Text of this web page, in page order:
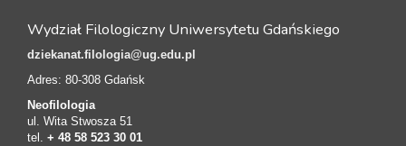
Wydział Filologiczny Uniwersytetu Gdańskiego
dziekanat.filologia@ug.edu.pl
Adres: 80-308 Gdańsk
Neofilologia
ul. Wita Stwosza 51
tel. + 48 58 523 30 01